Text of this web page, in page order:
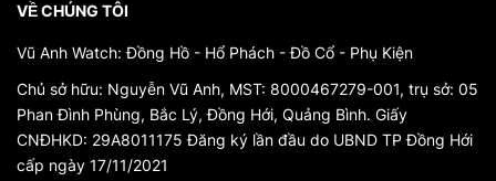
chuyền đính đá quý đẹp mắt được tặng kèm
cùng đồng hồ. Dây chuyền với những viên đá
quý lấp lánh tinh tế tôn lên vẻ đẹp và quý phái
của người phụ nữ mang nó.
3. Chất lượng và độ chính xác
VỀ CHÚNG TÔI
Vũ Anh Watch: Đồng Hồ - Hổ Phách - Đồ Cổ - Phụ Kiện
Chủ sở hữu: Nguyễn Vũ Anh, MST: 8000467279-001, trụ sở: 05
Phan Đình Phùng, Bắc Lý, Đồng Hới, Quảng Bình. Giấy
CNĐHKD: 29A8011175 Đăng ký lần đầu do UBND TP Đồng Hới
cấp ngày 17/11/2021